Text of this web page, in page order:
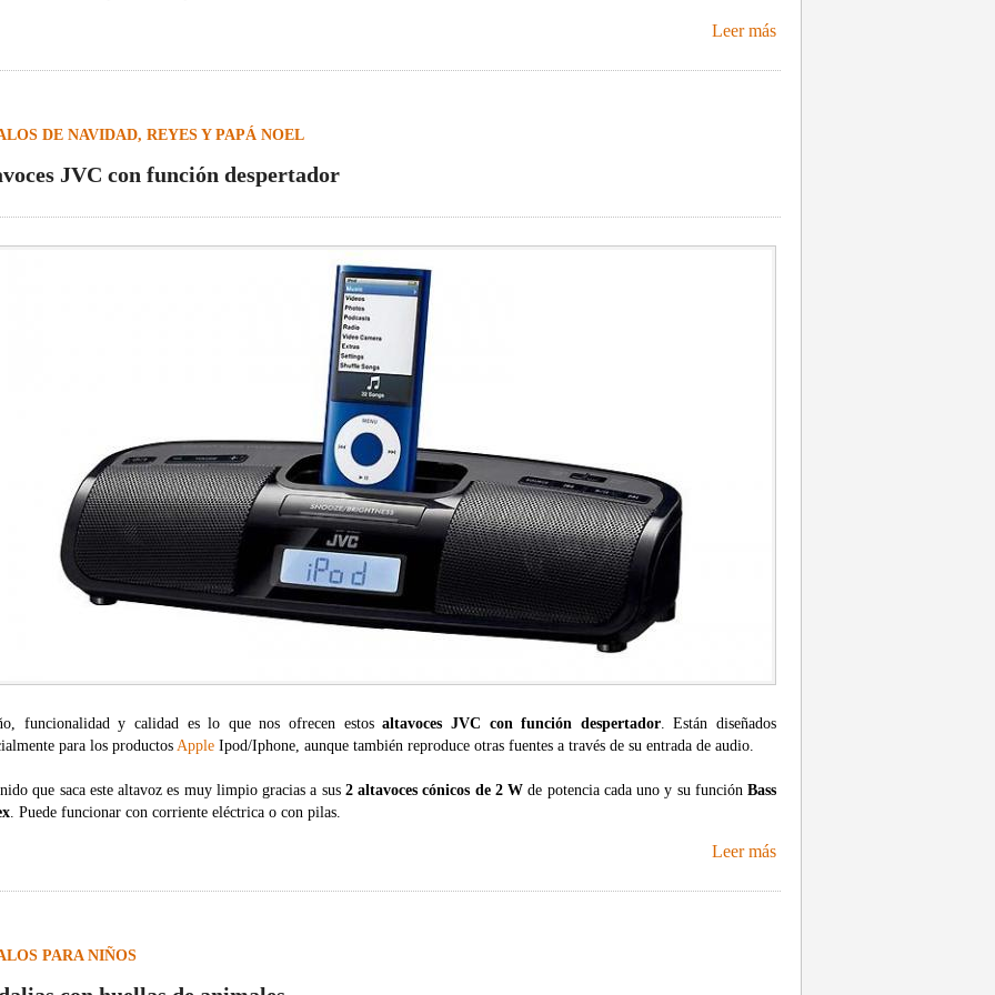
Leer más
DE NAVIDAD, REYES Y PAPÁ NOEL
JVC con función despertador
funcionalidad y calidad es lo que nos ofrecen estosaltavoces JVC con función despertador. Están diseñados
para los productos Apple Ipod/Iphone, aunque también reproduce otras fuentes a través de su entrada de audio.
que saca este altavoz es muy limpio gracias a sus 2 altavoces cónicos de 2 W de potencia cada uno y su funciónBass
. Puede funcionar con corriente eléctrica o con pilas.
Leer más
PARA NIÑOS